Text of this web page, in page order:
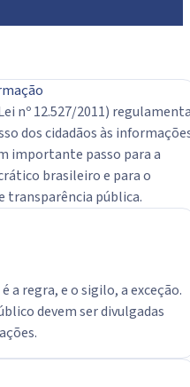
nº 12.527/2011)
dos cidadãos às
importante passo para a
brasileiro e para o
pública.
a regra, e o sigilo, a exceção.
devem ser divulgadas